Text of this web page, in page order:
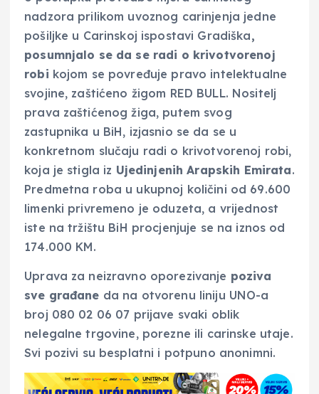
nadzora prilikom uvoznog carinjenja jedne
pošiljke u Carinskoj ispostavi Gradiška,
posumnjalo se da se radi o krivotvorenoj
robi kojom se povređuje pravo intelektualne
svojine, zaštićeno žigom RED BULL. Nositelj
prava zaštićenog žiga, putem svog
zastupnika u BiH, izjasnio se da se u
konkretnom slučaju radi o krivotvorenoj robi,
koja je stigla iz Ujedinjenih Arapskih Emirata.
Predmetna roba u ukupnoj količini od 69.600
limenki privremeno je oduzeta, a vrijednost
iste na tržištu BiH procjenjuje se na iznos od
174.000 KM.
Uprava za neizravno oporezivanje poziva
sve građane da na otvorenu liniju UNO-a
broj 080 02 06 07 prijave svaki oblik
nelegalne trgovine, porezne ili carinske utaje.
Svi pozivi su besplatni i potpuno anonimni.